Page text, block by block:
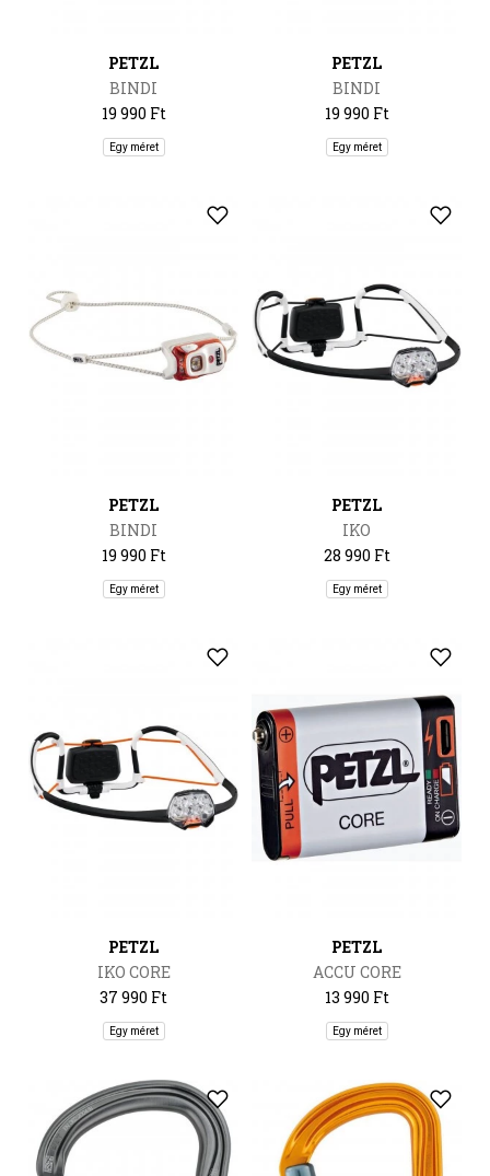
PETZL
BINDI
19 990 Ft
Egy méret
PETZL
BINDI
19 990 Ft
Egy méret
PETZL
BINDI
19 990 Ft
Egy méret
PETZL
IKO
28 990 Ft
Egy méret
PETZL
IKO CORE
37 990 Ft
Egy méret
PETZL
ACCU CORE
13 990 Ft
Egy méret